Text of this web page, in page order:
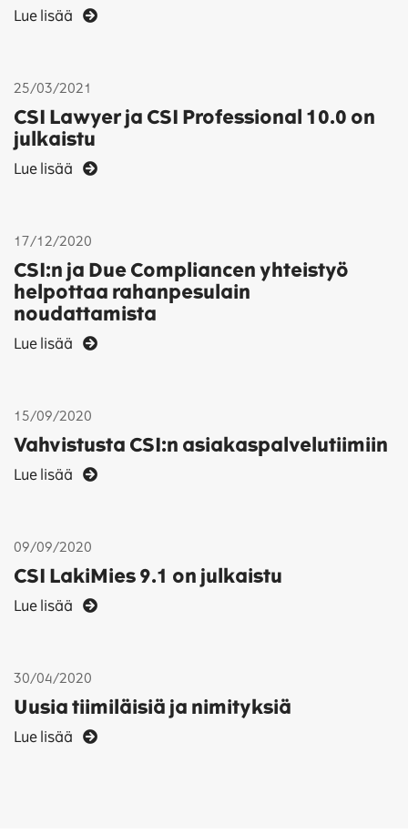
Lue lisää
25/03/2021
CSI Lawyer ja CSI Professional 10.0 on
julkaistu
Lue lisää
17/12/2020
CSI:n ja Due Compliancen yhteistyö
helpottaa rahanpesulain
noudattamista
Lue lisää
15/09/2020
Vahvistusta CSI:n asiakaspalvelutiimiin
Lue lisää
09/09/2020
CSI LakiMies 9.1 on julkaistu
Lue lisää
30/04/2020
Uusia tiimiläisiä ja nimityksiä
Lue lisää